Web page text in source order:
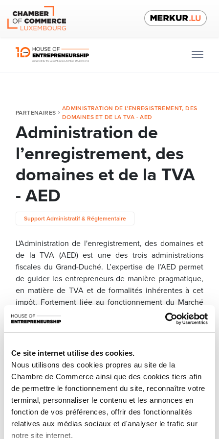
Ce site internet utilise des cookies.
Nous utilisons des cookies propres au site de la
Chambre de Commerce ainsi que des cookies tiers afin
de permettre le fonctionnement du site, reconnaître votre
terminal, personnaliser le contenu et les annonces en
fonction de vos préférences, offrir des fonctionnalités
relatives aux médias sociaux et d'analyser le trafic sur
notre site internet.
PARTENAIRES
ADMINISTRATION DE L’ENREGISTREMENT, DES
DOMAINES ET DE LA TVA - AED
Administration de
l’enregistrement, des
domaines et de la TVA
- AED
Support Administratif & Réglementaire
L'Administration de l'enregistrement, des domaines et
de la TVA (AED) est une des trois administrations
fiscales du Grand-Duché. L’expertise de l’AED permet
de guider les entrepreneurs de manière pragmatique,
en matière de TVA et de formalités inhérentes à cet
impôt. Fortement liée au fonctionnement du Marché
Intérieur de l'UE, la TVA est un impôt important
concernant l’activité économique des entreprises.
à savoir : l’immatriculation initiale à la TVA, la cessation
d’activité et l’annulation du n° TVA, les informations
générales sur la déclaration TVA, les prestations de
services dont notamment les services digitaux ou
encore la plateforme OSS.